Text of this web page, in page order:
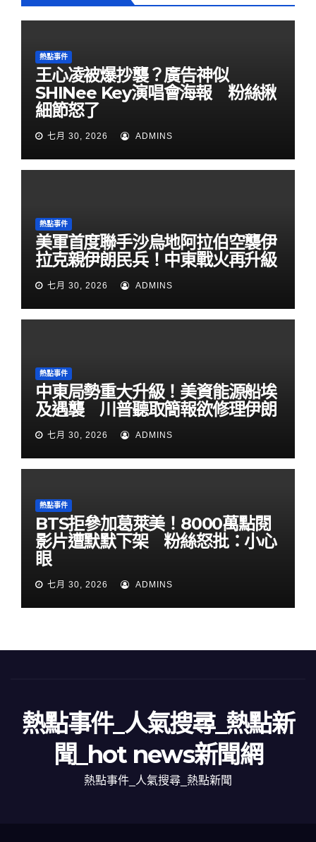
熱點事件
王心凌被爆抄襲？廣告神似
SHINee Key演唱會海報 粉絲揪
細節怒了
七月 30, 2026 ADMINS
熱點事件
美軍首度聯手沙烏地阿拉伯空襲伊
拉克親伊朗民兵！中東戰火再升級
七月 30, 2026 ADMINS
熱點事件
中東局勢重大升級！美資能源船埃
及遇襲 川普聽取簡報欲修理伊朗
七月 30, 2026 ADMINS
熱點事件
BTS拒參加葛萊美！8000萬點閱
影片遭默默下架 粉絲怒批：小心
眼
七月 30, 2026 ADMINS
熱點事件_人氣搜尋_熱點新
聞_hot news新聞網
熱點事件_人氣搜尋_熱點新聞